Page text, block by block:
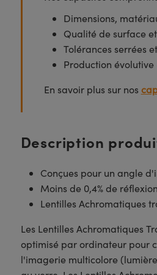
Dimensions,
Qualité de surface
Tolérances serrées
Production
En savoir plus sur nos
Description
Conçues pour un angle
Moins de 0,4% de
Lentilles Achromatiques
Les Lentilles Achromatiques
optimisé par ordinateur pour
l'imagerie multicolore